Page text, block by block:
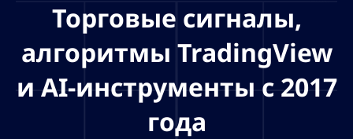
Торговые сигналы,
алгоритмы TradingView
и AI-инструменты с 2017
года